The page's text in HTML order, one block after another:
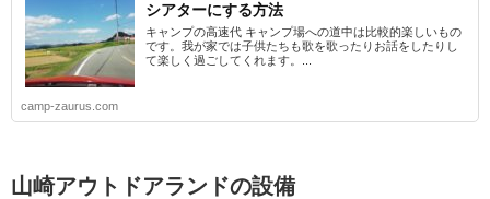
シアターにする方法
キャンプの高速代 キャンプ場への道中は比較的楽しいもの
です。我が家では子供たちも歌を歌ったりお話をしたりし
て楽しく過ごしてくれます。...
camp-zaurus.com
山崎アウトドアランドの設備